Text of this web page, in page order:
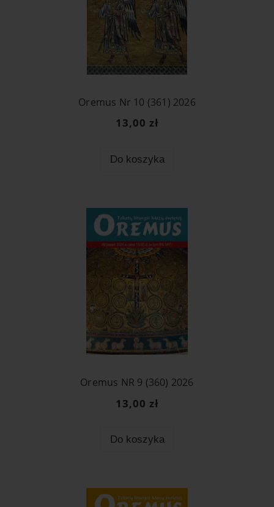
Oremus Nr 10 (361) 2026
13,00 zł
Do koszyka
Oremus NR 9 (360) 2026
13,00 zł
Do koszyka